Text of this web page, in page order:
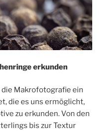
erkunden
Makrofotografie ein
die es uns ermöglicht,
zu erkunden. Von den
bis zur Textur